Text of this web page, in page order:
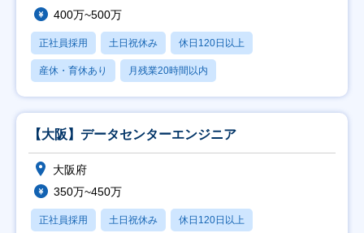
400万~500万
正社員採用 土日祝休み 休日120日以上
産休・育休あり 月残業20時間以内
【大阪】データセンターエンジニア
大阪府
350万~450万
正社員採用 土日祝休み 休日120日以上